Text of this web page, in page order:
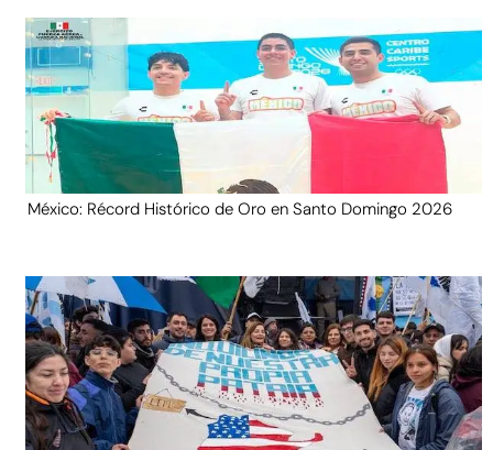
México: Récord Histórico de Oro en Santo Domingo 2026